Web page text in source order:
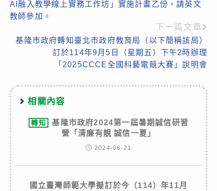
articles
AI融入教學線上實務工作坊」實施計畫乙份，請英文
教師參加。
下一篇文章
基隆市政府轉知臺北市政府教育局（以下簡稱該局）
訂於114年9月5日（星期五）下午2時辦理
「2025CCCE全國科藝電競大賽」說明會
相關內容
轉知
基隆市政府2024第一屆暑期誠信研習
營「清廉有靚 誠信一夏」
2024-06-21
國立臺灣師範大學擬訂於今（114）年11月